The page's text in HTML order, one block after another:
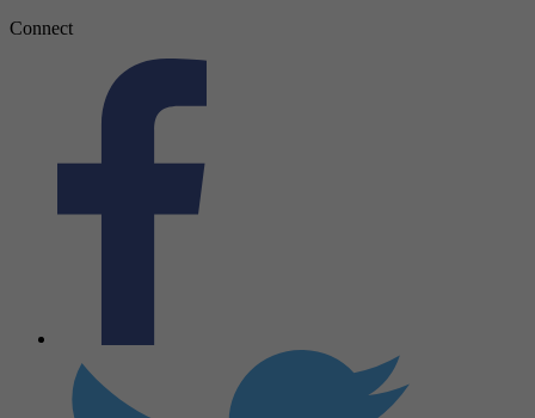
Connect